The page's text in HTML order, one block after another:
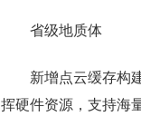
省级地质体
新增点云缓存构
挥硬件资源，支持海